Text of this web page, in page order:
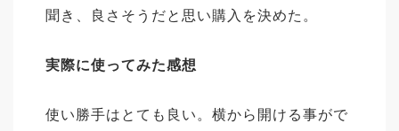
聞き、良さそうだと思い購入を決めた。
実際に使ってみた感想
使い勝手はとても良い。横から開ける事がで